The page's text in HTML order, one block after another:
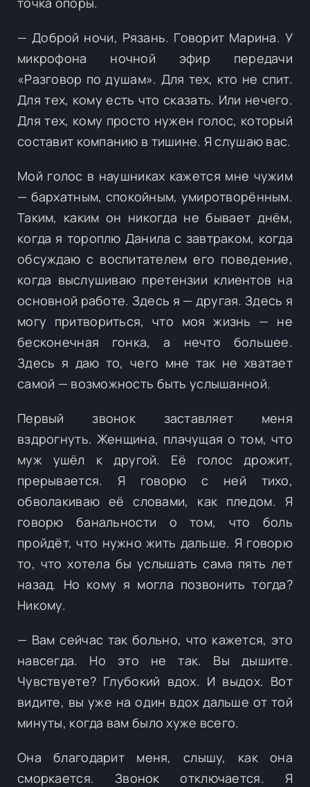
— Доброй ночи, Рязань. Говорит Марина. У
микрофона ночной эфир передачи
«Разговор по душам». Для тех, кто не спит.
Для тех, кому есть что сказать. Или нечего.
Для тех, кому просто нужен голос, который
составит компанию в тишине. Я слушаю вас.
Мой голос в наушниках кажется мне чужим
— бархатным, спокойным, умиротворённым.
Таким, каким он никогда не бывает днём,
когда я тороплю Данила с завтраком, когда
обсуждаю с воспитателем его поведение,
когда выслушиваю претензии клиентов на
основной работе. Здесь я — другая. Здесь я
могу притвориться, что моя жизнь — не
бесконечная гонка, а нечто большее.
Здесь я даю то, чего мне так не хватает
самой — возможность быть услышанной.
Первый звонок заставляет меня
вздрогнуть. Женщина, плачущая о том, что
муж ушёл к другой. Её голос дрожит,
прерывается. Я говорю с ней тихо,
обволакиваю её словами, как пледом. Я
говорю банальности о том, что боль
пройдёт, что нужно жить дальше. Я говорю
то, что хотела бы услышать сама пять лет
назад. Но кому я могла позвонить тогда?
Никому.
— Вам сейчас так больно, что кажется, это
навсегда. Но это не так. Вы дышите.
Чувствуете? Глубокий вдох. И выдох. Вот
видите, вы уже на один вдох дальше от той
минуты, когда вам было хуже всего.
Она благодарит меня, слышу, как она
сморкается. Звонок отключается. Я